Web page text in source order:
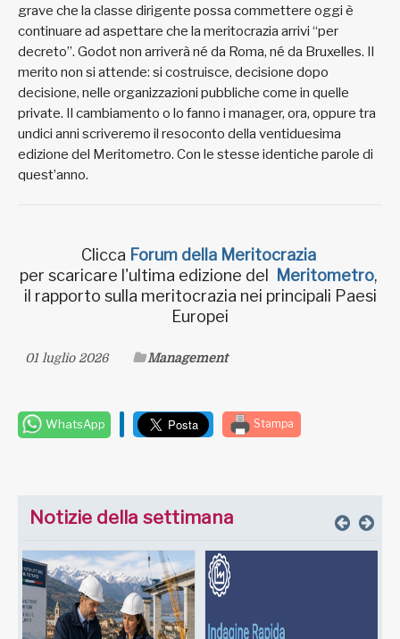
grave che la classe dirigente possa commettere oggi è
continuare ad aspettare che la meritocrazia arrivi “per
decreto”. Godot non arriverà né da Roma, né da Bruxelles. Il
merito non si attende: si costruisce, decisione dopo
decisione, nelle organizzazioni pubbliche come in quelle
private. Il cambiamento o lo fanno i manager, ora, oppure tra
undici anni scriveremo il resoconto della ventiduesima
edizione del Meritometro. Con le stesse identiche parole di
quest’anno.
Clicca Forum della Meritocrazia
per scaricare l'ultima edizione del
Meritometro,
il rapporto sulla meritocrazia nei principali Paesi
Europei
01 luglio 2026 Management
WhatsApp Stampa
Notizie della settimana